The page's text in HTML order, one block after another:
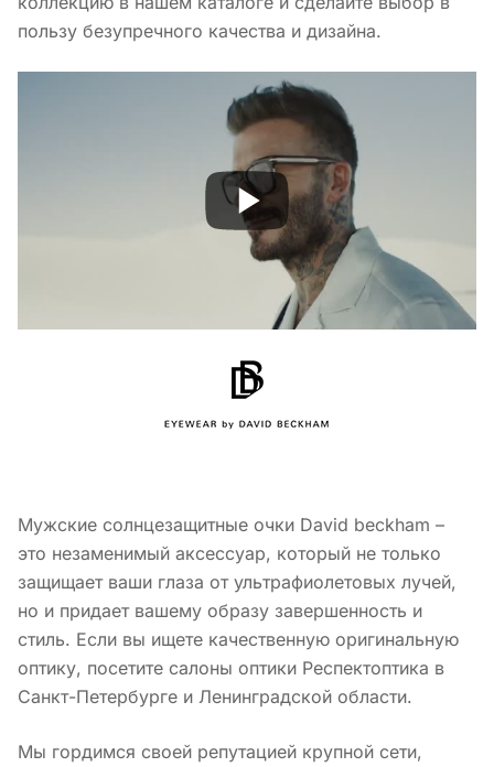
пользу безупречного качества и дизайна.
Мужские солнцезащитные очки David beckham –
это незаменимый аксессуар, который не только
защищает ваши глаза от ультрафиолетовых лучей,
но и придает вашему образу завершенность и
стиль. Если вы ищете качественную оригинальную
оптику, посетите салоны оптики Респектоптика в
Санкт-Петербурге и Ленинградской области.
Мы гордимся своей репутацией крупной сети,